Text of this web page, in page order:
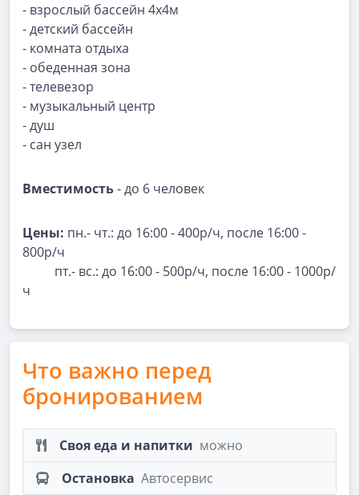
- взрослый бассейн 4х4м
- детский бассейн
- комната отдыха
- обеденная зона
- телевезор
- музыкальный центр
- душ
- сан узел
Вместимость- до 6 человек
Цены: пн.- чт.: до 16:00 - 400р/ч, после 16:00 -
800р/ч
пт.- вс.: до 16:00 - 500р/ч, после 16:00 - 1000р/
ч
Что важно перед
бронированием
Своя еда и напитки можно
Остановка Автосервис